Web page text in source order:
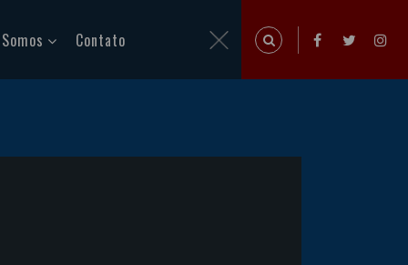
Contato